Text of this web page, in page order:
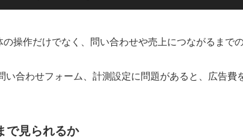
操作だけでなく、問い合わせや売上につながるまで
合わせフォーム、計測設定に問題があると、広告費
で見られるか